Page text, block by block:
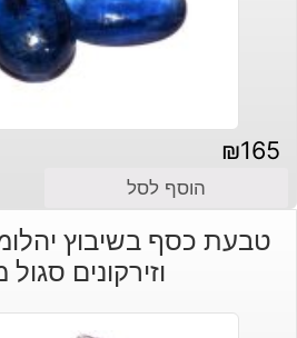
₪165
הוסף לסל
וזירקונים סגול